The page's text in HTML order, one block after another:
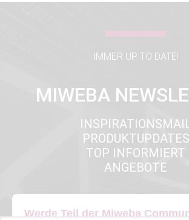
IMMER UP TO DATE!
MIWEBA
PRODUKTUPDATES
TOP INFORMIERT
ANGEBOTE
Werde Teil der Miweba